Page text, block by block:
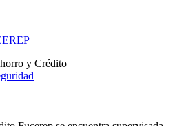
y Crédito